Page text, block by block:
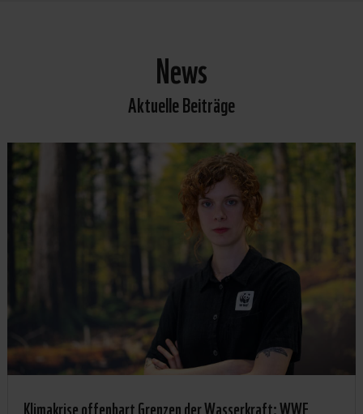
News
Aktuelle Beiträge
Klimakrise offenbart Grenzen der Wasserkraft: WWF